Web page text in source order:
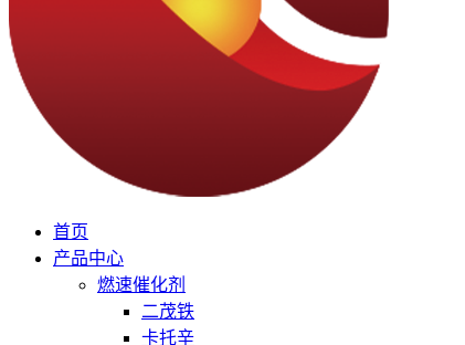
首页
产品中心
燃速催化剂
二茂铁
卡托辛